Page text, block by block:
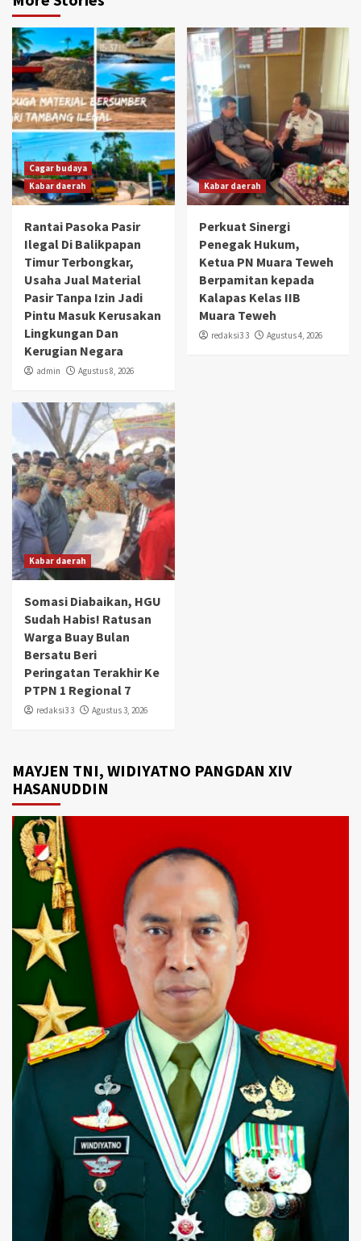
Cagar budaya
Kabar daerah
Rantai Pasoka Pasir
Ilegal Di Balikpapan
Timur Terbongkar,
Usaha Jual Material
Pasir Tanpa Izin Jadi
Pintu Masuk Kerusakan
Lingkungan Dan
Kerugian Negara
admin Agustus 8, 2026
Kabar daerah
Perkuat Sinergi
Penegak Hukum,
Ketua PN Muara Teweh
Berpamitan kepada
Kalapas Kelas IIB
Muara Teweh
redaksi3 3 Agustus 4, 2026
Kabar daerah
Somasi Diabaikan, HGU
Sudah Habis! Ratusan
Warga Buay Bulan
Bersatu Beri
Peringatan Terakhir Ke
PTPN 1 Regional 7
redaksi3 3 Agustus 3, 2026
MAYJEN TNI, WIDIYATNO PANGDAN XIV
HASANUDDIN